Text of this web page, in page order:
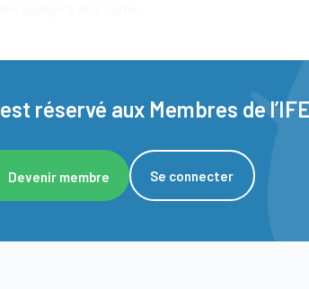
usagers des soins…
réservé aux Membres de
Devenir membre Se connecter